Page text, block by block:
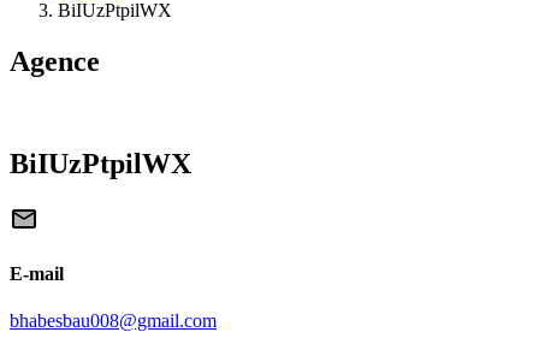
BiIUzPtpilWX
Agence
BiIUzPtpilWX
E-mail
bhabesbau008@gmail.com